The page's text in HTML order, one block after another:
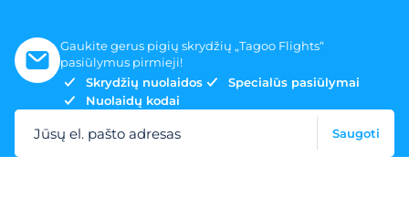
Gaukite gerus pigių skrydžių „Tagoo Flights“
pasiūlymus pirmieji!
Skrydžių nuolaidos
Specialūs pasiūlymai
Nuolaidų kodai
Jūsų el. pašto adresas Saugoti